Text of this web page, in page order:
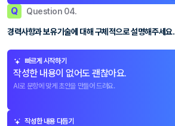
Q Question 04.
경력사항과 보유기술에 대해 구체적으로 설명해주세요.
빠르게 시작하기
작성한 내용이 없어도 괜찮아요.
AI로 문항에 맞게 초안을 만들어 드려요.
작성한 내용 다듬기